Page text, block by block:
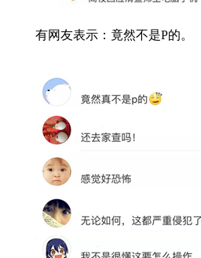
有网友表示：竟然不是P的。